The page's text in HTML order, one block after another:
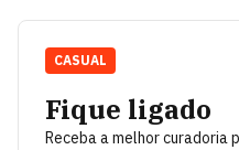
Fique ligado
Receba a melhor curadoria
CASUAL